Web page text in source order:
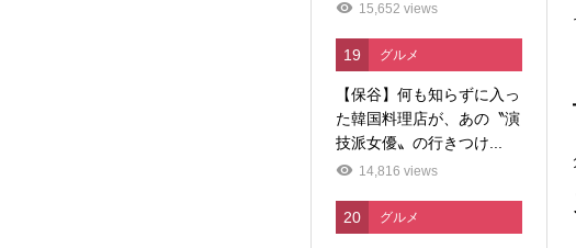
15,652 views
19 グルメ
【保谷】何も知らずに入っ
た韓国料理店が、あの〝演
技派女優〟の行きつけ...
14,816 views
20 グルメ